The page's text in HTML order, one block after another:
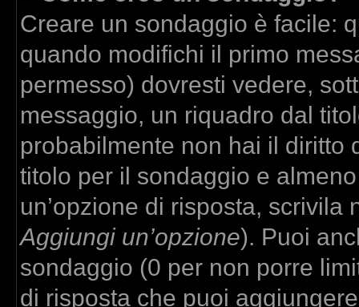
Creare un sondaggio è facile:
quando modifichi il primo
permesso) dovresti vedere,
messaggio, un riquadro dal
probabilmente non hai il diritto
titolo per il sondaggio e
un’opzione di risposta, scrivila
Aggiungi un’opzione). Puoi
sondaggio (0 per non porre
di risposta che puoi